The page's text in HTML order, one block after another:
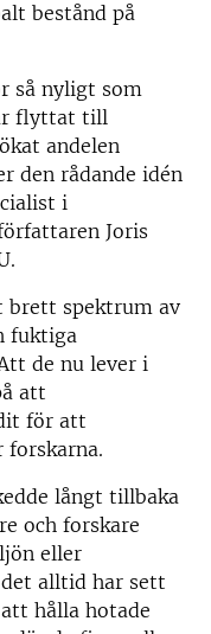
bestånd på
så nyligt som
flyttat till
andelen
den rådande idén
i
Joris
brett spektrum av
fuktiga
de nu lever i
att
för att
långt tillbaka
och forskare
eller
alltid har sett
hålla hotade